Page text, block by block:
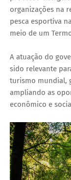
organizações na
pesca esportiva
meio de um
A atuação do
sido relevante
turismo mundial,
ampliando as
econômico e